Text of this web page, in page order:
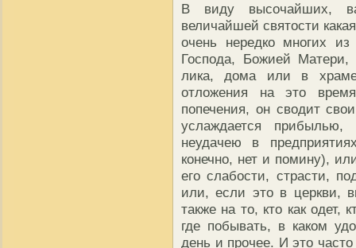
В виду высочайших,
величайшей святости
очень нередко многих
Господа, Божией Матери,
лика, дома или в
отложения на это
попечения, он сводит
услаждается
неудачею в
конечно, нет и помину),
его слабости, страсти,
или, если это в церкви,
также на то, кто как одет,
где побывать, в каком
день и прочее. И это